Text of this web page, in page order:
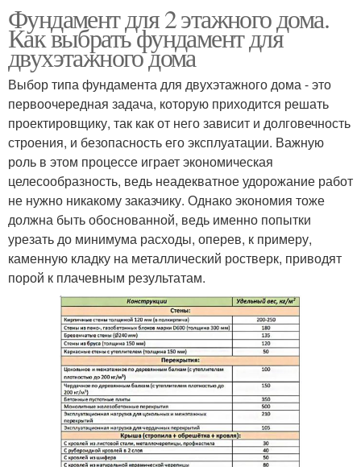
Фундамент для 2 этажного дома.
Как выбрать фундамент для
двухэтажного дома
Выбор типа фундамента для двухэтажного дома - это
первоочередная задача, которую приходится решать
проектировщику, так как от него зависит и долговечность
строения, и безопасность его эксплуатации. Важную
роль в этом процессе играет экономическая
целесообразность, ведь неадекватное удорожание работ
не нужно никакому заказчику. Однако экономия тоже
должна быть обоснованной, ведь именно попытки
урезать до минимума расходы, оперев, к примеру,
каменную кладку на металлический ростверк, приводят
порой к плачевным результатам.